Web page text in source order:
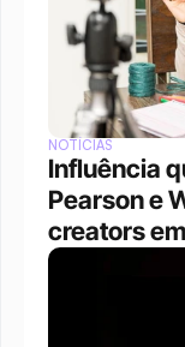
NOTÍCIAS
Influência
Pearson e
creators